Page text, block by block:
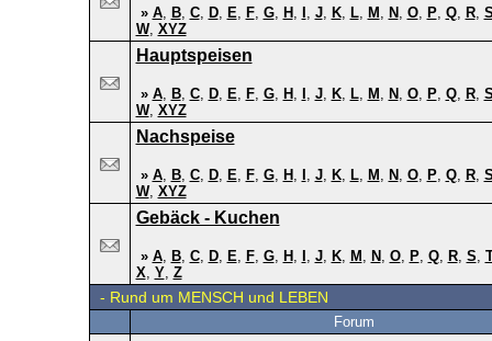
» A, B, C, D, E, F, G, H , , J, K, L, M , N , O, P, Q, R,
W, XYZ
Hauptspeisen
» A, B, C, D, E, F, G, H , , J, K, L, M , N , O, P, Q, R,
W, XYZ
Nachspeise
» A, B, C, D, E, F, G, H , , J, K, L, M , N , O, P, Q, R,
W, XYZ
Gebäck - Kuchen
» A, B, C, D, E, F, G, H , , J, K, M , N , O, P, Q, R, S,
X, Y, Z
- Rund um MENSCH und LEBEN
Forum